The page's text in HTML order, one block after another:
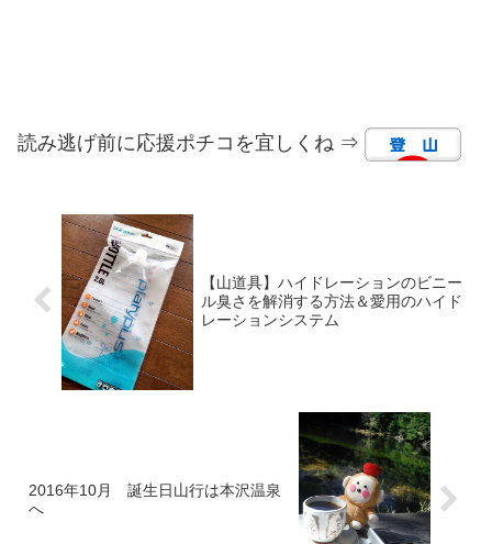
読み逃げ前に応援ポチコを宜しくね ⇒
【山道具】ハイドレーションのビニー
ル臭さを解消する方法＆愛用のハイド
レーションシステム
2016年10月 誕生日山行は本沢温泉
へ